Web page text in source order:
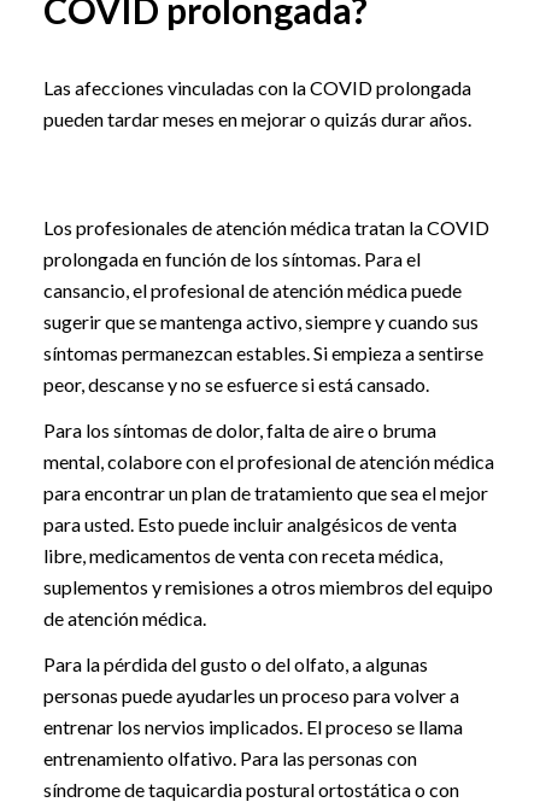
COVID prolongada?
Las afecciones vinculadas con la COVID prolongada
pueden tardar meses en mejorar o quizás durar años.
Los profesionales de atención médica tratan la COVID
prolongada en función de los síntomas. Para el
cansancio, el profesional de atención médica puede
sugerir que se mantenga activo, siempre y cuando sus
síntomas permanezcan estables. Si empieza a sentirse
peor, descanse y no se esfuerce si está cansado.
Para los síntomas de dolor, falta de aire o bruma
mental, colabore con el profesional de atención médica
para encontrar un plan de tratamiento que sea el mejor
para usted. Esto puede incluir analgésicos de venta
libre, medicamentos de venta con receta médica,
suplementos y remisiones a otros miembros del equipo
de atención médica.
Para la pérdida del gusto o del olfato, a algunas
personas puede ayudarles un proceso para volver a
entrenar los nervios implicados. El proceso se llama
entrenamiento olfativo. Para las personas con
síndrome de taquicardia postural ortostática o con